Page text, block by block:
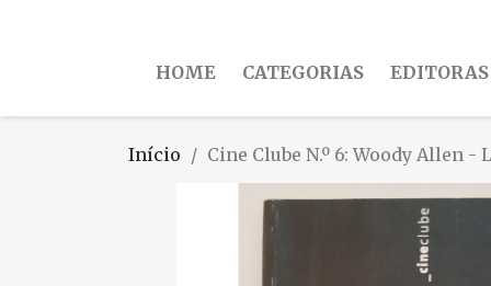
HOME CATEGORIAS EDITORAS
Início Cine Clube N.º 6: Woody Allen -